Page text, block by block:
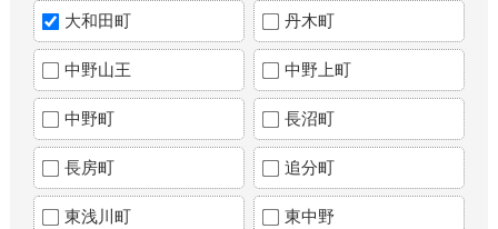
大和田町 丹木町
中野山王 中野上町
中野町 長沼町
長房町 追分町
東浅川町 東中野